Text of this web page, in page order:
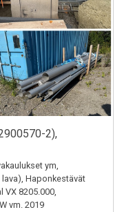
2),
ym,
Haponkestävät
VX 8205.000,
vm. 2019